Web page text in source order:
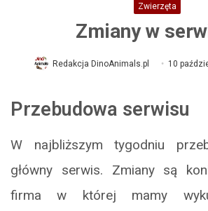
Zwierzęta
Zmiany w
Redakcja DinoAnimals.pl 10
Przebudowa serwisu
W najbliższym tygodniu
główny serwis. Zmiany są
firma w której mamy